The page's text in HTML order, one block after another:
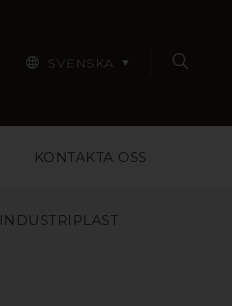
SVENSKA
KONTAKTA OSS
INDUSTRIPLAST